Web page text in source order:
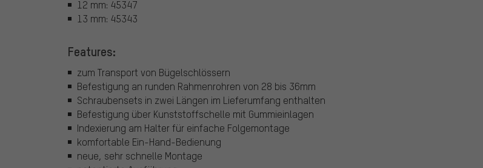
12 mm: 45347
13 mm: 45343
Features:
zum Transport von Bügelschlössern
Befestigung an runden Rahmenrohren von 28 bis 36mm
Schraubensets in zwei Längen im Lieferumfang enthalten
Befestigung über Kunststoffschelle mit Gummieinlagen
Indexierung am Halter für einfache Folgemontage
komfortable Ein-Hand-Bedienung
neue, sehr schnelle Montage